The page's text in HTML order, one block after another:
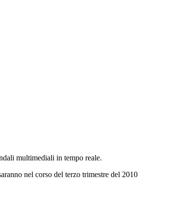
multimediali in tempo reale.
nel corso del terzo trimestre del 2010